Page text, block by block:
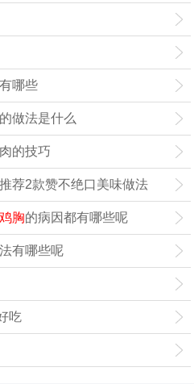
哪些
做法是什么
肉的技巧
荐2款赞不绝口美味做法
鸡胸的病因都有哪些呢
有哪些呢
吃